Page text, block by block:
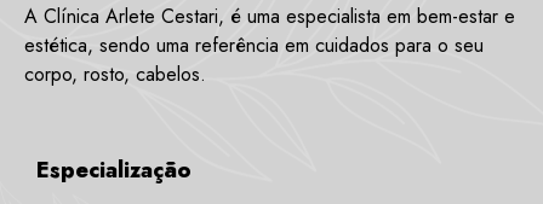
A Clínica Arlete Cestari, é uma especialista em bem-estar e
estética, sendo uma referência em cuidados para o seu
corpo, rosto, cabelos.
Especialização